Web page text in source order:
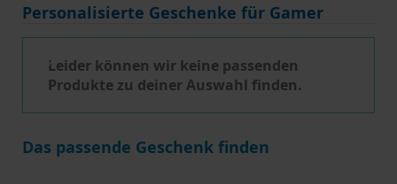
Personalisierte Geschenke für Gamer
Leider können wir keine passenden
Produkte zu deiner Auswahl finden.
Das passende Geschenk finden